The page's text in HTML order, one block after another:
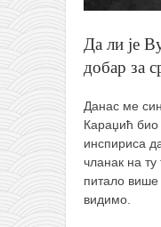
прота Воја
уместо твитера
календар српски
азбуки и књиге
Окинава карате
најновије на блогу
моје белешке
Да ли је
добар за
Данас ме
Караџић
инспириса
чланак на
питало више
видимо.